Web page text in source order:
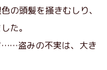
の頭髪を掻きむしり、
た。
……盗みの不実は、大き